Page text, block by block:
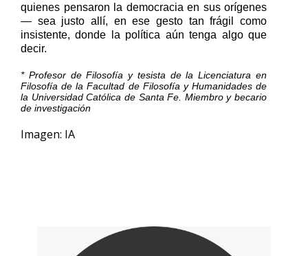
quienes pensaron la democracia en sus orígenes
— sea justo allí, en ese gesto tan frágil como
insistente, donde la política aún tenga algo que
decir.
* Profesor de Filosofía y tesista de la Licenciatura en
Filosofía de la Facultad de Filosofía y Humanidades de
la Universidad Católica de Santa Fe. Miembro y becario
de investigación
Imagen: IA